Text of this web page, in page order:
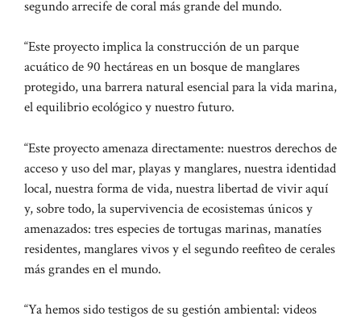
segundo arrecife de coral más grande del mundo.
“Este proyecto implica la construcción de un parque
acuático de 90 hectáreas en un bosque de manglares
protegido, una barrera natural esencial para la vida marina,
el equilibrio ecológico y nuestro futuro.
“Este proyecto amenaza directamente: nuestros derechos de
acceso y uso del mar, playas y manglares, nuestra identidad
local, nuestra forma de vida, nuestra libertad de vivir aquí
y, sobre todo, la supervivencia de ecosistemas únicos y
amenazados: tres especies de tortugas marinas, manatíes
residentes, manglares vivos y el segundo reefiteo de cerales
más grandes en el mundo.
“Ya hemos sido testigos de su gestión ambiental: videos